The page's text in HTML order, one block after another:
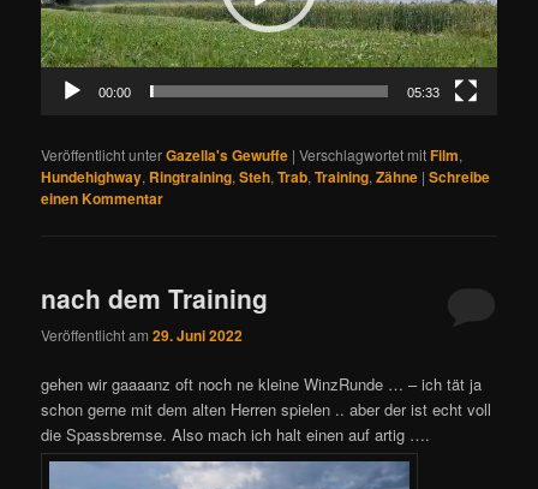
00:00 05:33
Veröffentlicht unterGazella's Gewuffe |Verschlagwortet mitFilm,
Hundehighway, Ringtraining,Steh,Trab,Training,Zähne |Schreibe
einen Kommentar
nach dem Training
Veröffentlicht am29. Juni 2022
gehen wir gaaaanz oft noch ne kleine WinzRunde … – ich tät ja
schon gerne mit dem alten Herren spielen .. aber der ist echt voll
die Spassbremse. Also mach ich halt einen auf artig ….